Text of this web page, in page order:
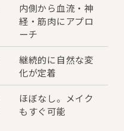
内側から血流・神
経・筋肉にアプロ
ーチ
継続的に自然な変
化が定着
ほぼなし。メイク
もすぐ可能